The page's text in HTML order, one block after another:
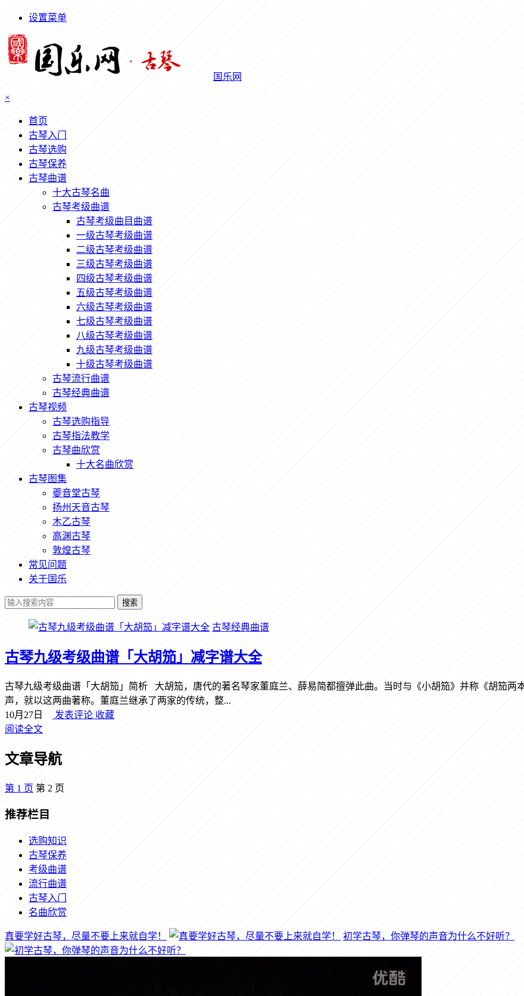
设置菜单
国乐网
×
首页
古琴入门
古琴选购
古琴保养
古琴曲谱
十大古琴名曲
古琴考级曲谱
古琴考级曲目曲谱
一级古琴考级曲谱
二级古琴考级曲谱
三级古琴考级曲谱
四级古琴考级曲谱
五级古琴考级曲谱
六级古琴考级曲谱
七级古琴考级曲谱
八级古琴考级曲谱
九级古琴考级曲谱
十级古琴考级曲谱
古琴流行曲谱
古琴经典曲谱
古琴视频
古琴选购指导
古琴指法教学
古琴曲欣赏
十大名曲欣赏
古琴图集
夔音堂古琴
扬州天音古琴
木乙古琴
高渊古琴
敦煌古琴
常见问题
关于国乐
搜索
古琴经典曲谱
古琴九级考级曲谱「大胡笳」减字谱大全
古琴九级考级曲谱「大胡笳」简析 大胡笳，唐代的著名琴家董庭兰、薛易简都擅弹此曲。当时与《小胡笳》并称《胡笳两
声，就以这两曲著称。董庭兰继承了两家的传统，整...
10月27日
发表评论 收藏
阅读全文
文章导航
第 1 页 第 2 页
推荐栏目
选购知识
古琴保养
考级曲谱
流行曲谱
古琴入门
名曲欣赏
真要学好古琴，尽量不要上来就自学！ 初学古琴，你弹琴的声音为什么不好听？